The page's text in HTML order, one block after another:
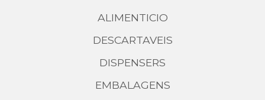
ALIMENTICIO
DESCARTAVEIS
DISPENSERS
EMBALAGENS